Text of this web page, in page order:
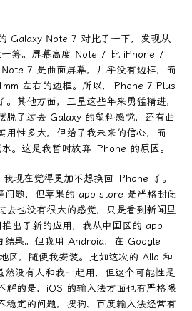
Galaxy Note 7 对比了一下，发现从
筹。屏幕高度 Note 7 比 iPhone 7
7 是曲面屏幕，几乎没有边框，而
左右的边框。所以，iPhone 7 Plus
其他方面，三星这些年来勇猛精进，
脱了过去 Galaxy 的塑料感觉，还有曲
用性多大，但给了我未来的信心，而
。这是我暂时放弃 iPhone 的原因。
现在觉得更加不想换回 iPhone 了。
问题，但苹果的 app store 是严格封闭
去也没有很大的感觉，只是看到新闻里
出了新的应用，我从中国区的 app
果。但我用 Android，在 Google
区，随便我安装。比如这次的 Allo 和
没有人和我一起用，但这个可能性是
解的是，iOS 的输入法方面也有严格限
稳定的问题，搜狗、百度输入法经常有